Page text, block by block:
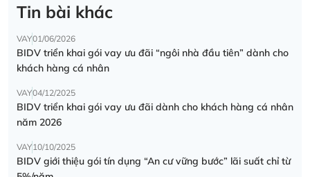
Tin bài khác
VAY01/06/2026
BIDV triển khai gói vay ưu đãi “ngôi nhà đầu tiên” dành cho
khách hàng cá nhân
VAY04/12/2025
BIDV triển khai gói vay ưu đãi dành cho khách hàng cá nhân
năm 2026
VAY10/10/2025
BIDV giới thiệu gói tín dụng “An cư vững bước” lãi suất chỉ từ